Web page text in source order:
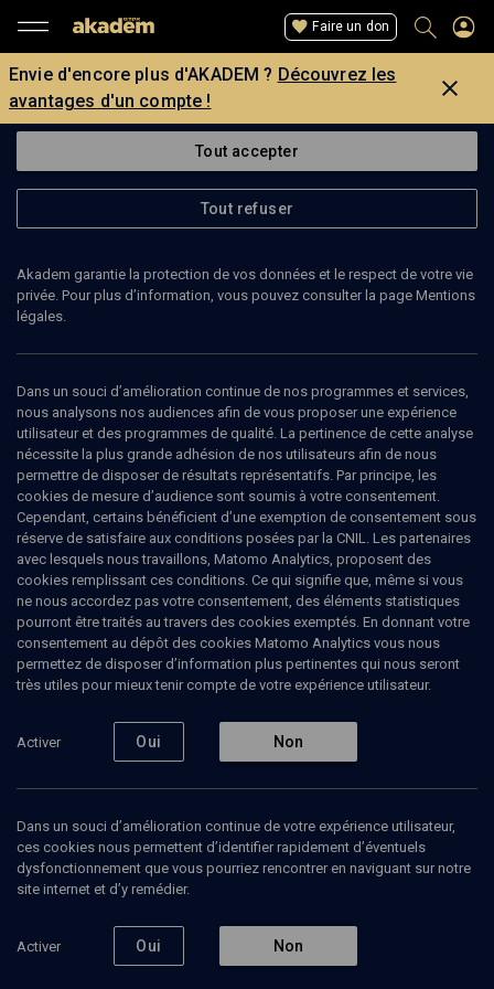
Faire un don
Envie d'encore plus d'AKADEM ? Découvrez les
avantages d'un compte !
Retour
Abonnez-vous à notre newsletter
La rédaction
Tout accepter
Tout refuser
Akadem garantie la protection de vos données et le respect de votre vie
privée. Pour plus d’information, vous pouvez consulter la page Mentions
légales.
Dans un souci d’amélioration continue de nos programmes et services,
nous analysons nos audiences afin de vous proposer une expérience
utilisateur et des programmes de qualité. La pertinence de cette analyse
nécessite la plus grande adhésion de nos utilisateurs afin de nous
permettre de disposer de résultats représentatifs. Par principe, les
cookies de mesure d’audience sont soumis à votre consentement.
Cependant, certains bénéficient d’une exemption de consentement sous
réserve de satisfaire aux conditions posées par la CNIL. Les partenaires
avec lesquels nous travaillons, Matomo Analytics, proposent des
cookies remplissant ces conditions. Ce qui signifie que, même si vous
ne nous accordez pas votre consentement, des éléments statistiques
pourront être traités au travers des cookies exemptés. En donnant votre
consentement au dépôt des cookies Matomo Analytics vous nous
permettez de disposer d’information plus pertinentes qui nous seront
très utiles pour mieux tenir compte de votre expérience utilisateur.
Activer Oui Non
Dans un souci d’amélioration continue de votre expérience utilisateur,
ces cookies nous permettent d’identifier rapidement d’éventuels
dysfonctionnement que vous pourriez rencontrer en naviguant sur notre
site internet et d’y remédier.
Activer Oui Non